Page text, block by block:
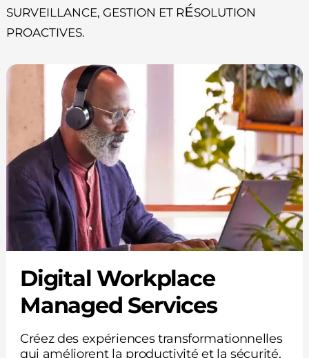
Surveillance, gestion et résolution
proactives.
Digital Workplace
Managed Services
Créez des expériences transformationnelles
qui améliorent la productivité et la sécurité,